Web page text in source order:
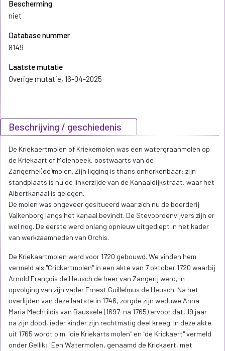
Bescherming
niet
Database nummer
8149
Laatste mutatie
Overige mutatie, 16-04-2025
Beschrijving / geschiedenis
De Kriekaertmolen of Kriekemolen was een watergraanmolen op
de Kriekaart of Molenbeek, oostwaarts van de
Zangerhei(de)molen. Zijn ligging is thans onherkenbaar: zijn
standplaats is nu de linkerzijde van de Kanaaldijkstraat, waar het
Albertkanaal is gelegen.
De molen was ongeveer gesitueerd waar zich nu de boerderij
Valkenborg langs het kanaal bevindt. De Stevoordenvijvers zijn er
wel nog. De eerste werd onlang opnieuw uitgediept in het kader
van werkzaamheden van Orchis.
De Kriekaartmolen werd voor 1720 gebouwd. We vinden hem
vermeld als "Crickertmolen" in een akte van 7 oktober 1720 waarbij
Arnold François de Heusch de heer van Zangerij werd, in
opvolging van zijn vader Ernest Guillelmus de Heusch. Na het
overlijden van deze laatste in 1746, zorgde zijn weduwe Anna
Maria Mechtildis van Baussele (1697-na 1765) ervoor dat, 19 jaar
na zijn dood, ieder kinder zijn rechtmatig deel kreeg. In deze akte
uit 1765 wordt o.m. "die Kriekarts molen" en "de Krickaert" vermeld
onder Gellik: "Een Watermolen, genaamd de Krickaert, met